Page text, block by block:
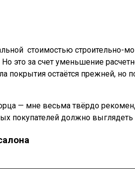
стоимостью строительно-
это за счет уменьшение
покрытия остаётся прежней,
— мне весьма твёрдо
покупателей должно выглядеть